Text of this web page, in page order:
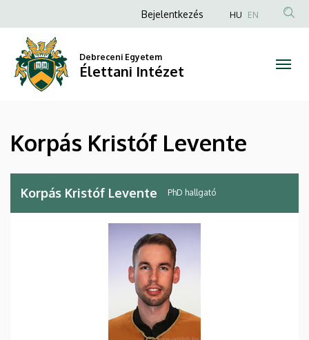
Kristóf
Levente
Élettani
Intézet
a
tartalomra
Anonim
fiók
menüje
Bejelentkezés HU EN
Debreceni Egyetem
Élettani Intézet
Korpás Kristóf Levente
Korpás Kristóf Levente PhD hallgató